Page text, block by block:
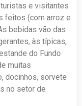
e visitantes
feitos (com arroz e
bebidas vão das
às típicas,
do Fundo
muitas
docinhos, sorvete
no setor de